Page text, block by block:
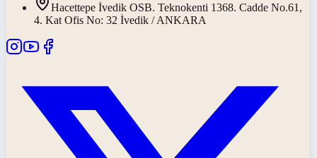
Hacettepe İvedik OSB. Teknokenti 1368. Cadde No.61,
4. Kat Ofis No: 32 İvedik / ANKARA